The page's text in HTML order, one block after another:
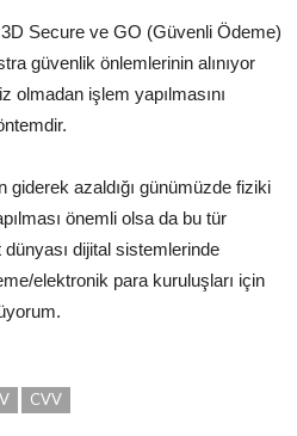
Secure ve GO (Güvenli Ödeme)
güvenlik önlemlerinin alınıyor
olmadan işlem yapılmasını
giderek azaldığı günümüzde fiziki
önemli olsa da bu tür
dijital sistemlerinde
elektronik para kuruluşları için
CVV